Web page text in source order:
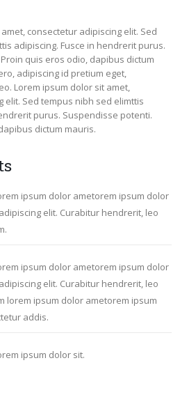
consectetur adipiscing elit. Sed
adipiscing. Fusce in hendrerit purus.
quis eros odio, dapibus dictum
adipiscing id pretium eget,
Lorem ipsum dolor sit amet,
elit. Sed tempus nibh sed elimttis
purus. Suspendisse potenti.
dictum mauris.
ipsum dolor ametorem ipsum dolor
elit. Curabitur hendrerit, leo
ipsum dolor ametorem ipsum dolor
elit. Curabitur hendrerit, leo
lorem ipsum dolor ametorem ipsum
addis.
ipsum dolor sit.